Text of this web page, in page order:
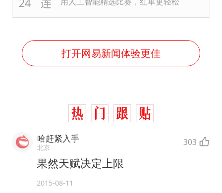
打开网易新闻体验更佳
哈赶紧入手
北京 303
果然天赋决定上限
2015-08-11